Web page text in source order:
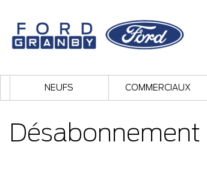
NEUFS COMMERCIAUX
Désabonnement